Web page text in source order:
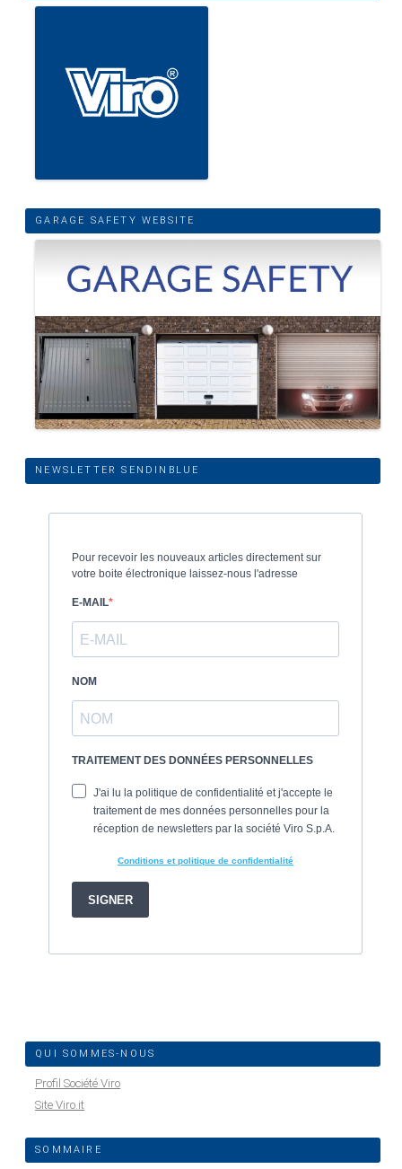
GARAGE SAFETY WEBSITE
NEWSLETTER SENDINBLUE
QUI SOMMES-NOUS
Profil Société Viro
Site Viro.it
SOMMAIRE